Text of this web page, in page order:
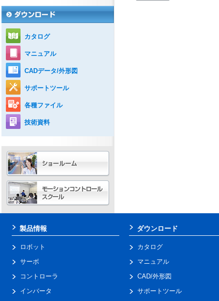
カタログ
マニュアル
CADデータ/外形図
サポートツール
各種ファイル
技術資料
製品情報
ロボット
サーボ
コントローラ
インバータ
ダウンロード
カタログ
マニュアル
CAD/外形図
サポートツール